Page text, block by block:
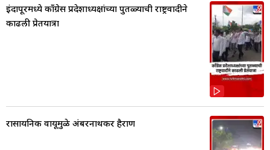
इंदापूरमध्ये काँग्रेस प्रदेशाध्यक्षांच्या पुतळ्याची राष्ट्रवादीने
काढली प्रेतयात्रा
रासायनिक वायूमुळे अंबरनाथकर हैराण